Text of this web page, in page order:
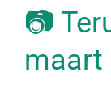
📷
maart